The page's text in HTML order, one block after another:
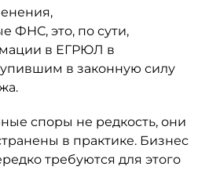
ФНС, это, по сути,
в ЕГРЮЛ в
в законную силу
споры не редкость, они
в практике. Бизнес
требуются для этого